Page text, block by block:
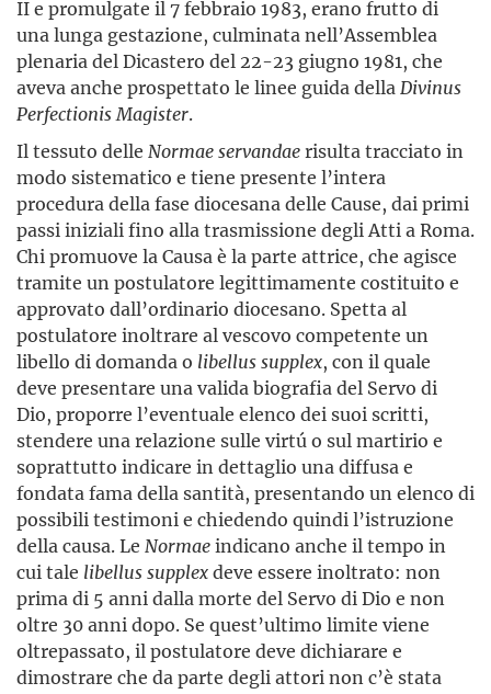
II e promulgate il 7 febbraio 1983, erano frutto di
una lunga gestazione, culminata nell’Assemblea
plenaria del Dicastero del 22-23 giugno 1981, che
aveva anche prospettato le linee guida della Divinus
Perfectionis Magister.
Il tessuto delle Normae servandaerisulta tracciato in
modo sistematico e tiene presente l’intera
procedura della fase diocesana delle Cause, dai primi
passi iniziali fino alla trasmissione degli Atti a Roma.
Chi promuove la Causa è la parte attrice, che agisce
tramite un postulatore legittimamente costituito e
approvato dall’ordinario diocesano. Spetta al
postulatore inoltrare al vescovo competente un
libello di domanda o libellus supplex, con il quale
deve presentare una valida biografia del Servo di
Dio, proporre l’eventuale elenco dei suoi scritti,
stendere una relazione sulle virtú o sul martirio e
soprattutto indicare in dettaglio una diffusa e
fondata fama della santità, presentando un elenco di
possibili testimoni e chiedendo quindi l’istruzione
della causa. Le Normaeindicano anche il tempo in
cui tale libellus supplexdeve essere inoltrato: non
prima di 5 anni dalla morte del Servo di Dio e non
oltre 30 anni dopo. Se quest’ultimo limite viene
oltrepassato, il postulatore deve dichiarare e
dimostrare che da parte degli attori non c’è stata